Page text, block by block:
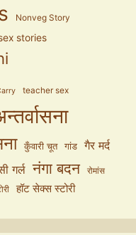
Nonveg Story
stories
teacher sex
कुँवारी चूत गांड गैर मर्द
गर्ल नंगा बदन रोमांस
हॉट सेक्स स्टोरी